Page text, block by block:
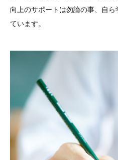
向上のサポートは勿論の事、自
ています。
っています。